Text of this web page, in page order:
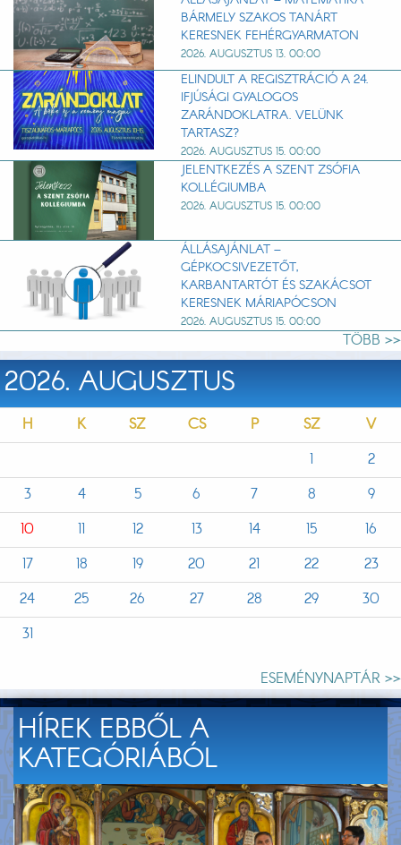
BÁRMELY SZAKOS TANÁRT
KERESNEK FEHÉRGYARMATON
2026. AUGUSZTUS 13. 00:00
ELINDULT A REGISZTRÁCIÓ A 24.
IFJÚSÁGI GYALOGOS
ZARÁNDOKLATRA. VELÜNK
TARTASZ?
2026. AUGUSZTUS 15. 00:00
JELENTKEZÉS A SZENT ZSÓFIA
KOLLÉGIUMBA
2026. AUGUSZTUS 15. 00:00
ÁLLÁSAJÁNLAT –
GÉPKOCSIVEZETŐT,
KARBANTARTÓT ÉS SZAKÁCSOT
KERESNEK MÁRIAPÓCSON
2026. AUGUSZTUS 15. 00:00
TÖBB >>
2026. AUGUSZTUS
H K SZ CS P SZ
V
1
2
3
4 5 6 7 8
9
10
11 12 13 14 15
16
17
18 19 20 21 22
23
24
25 26 27 28 29
30
31
ESEMÉNYNAPTÁR >>
HÍREK EBBŐL A
KATEGÓRIÁBÓL